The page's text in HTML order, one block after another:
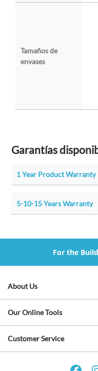
Tamaños de
envases
Garantías
1 Year Product Warranty
5-10-15 Years Warranty
For the
About Us
Our Online Tools
Customer Service